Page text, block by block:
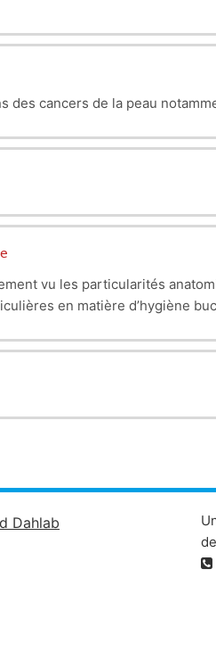
cancers de la peau
vu les particularités
en matière d’hygiène
Dahlab